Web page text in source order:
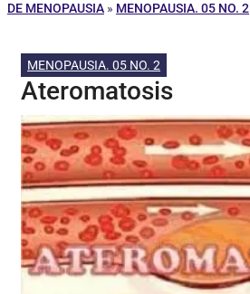
DE MENOPAUSIA » MENOPAUSIA. 05 NO. 2
MENOPAUSIA. 05 NO. 2
Ateromatosis